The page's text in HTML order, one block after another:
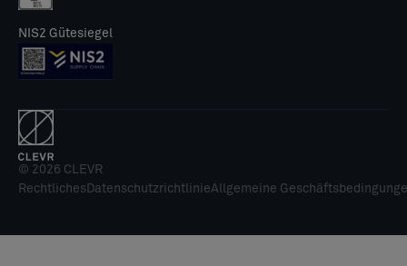
NIS2 Gütesiegel
© 2026 CLEVR
Rechtliches DatenschutzrichtlinieAllgemeine